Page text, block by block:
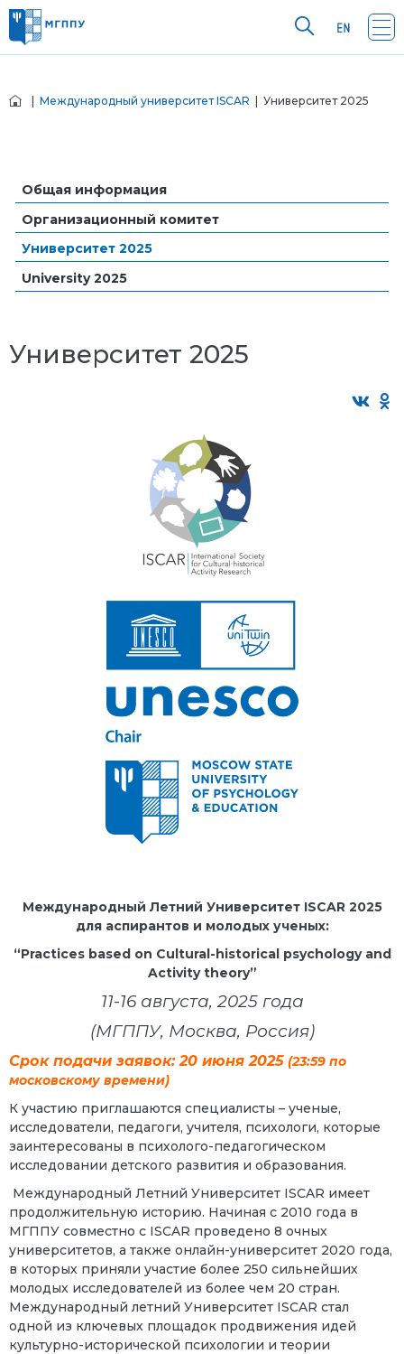
Международный университет ISCAR | Университет 2025
Общая информация
Организационный комитет
Университет 2025
University 2025
Университет 2025
Международный Летний Университет ISCAR2025
для аспирантов и молодых ученых:
“Practices based on Cultural-historical psychology and
Activity theory”
11-16 августа, 2025 года
(МГППУ, Москва, Россия)
Срок подачи заявок: 20 июня 2025 (23:59 по
московскому времени)
К участию приглашаются специалисты – ученые,
исследователи, педагоги, учителя, психологи, которые
заинтересованы в психолого-педагогическом
исследовании детского развития и образования.
Международный Летний Университет ISCAR имеет
продолжительную историю. Начиная с 2010 года в
МГППУ совместно с ISCAR проведено 8 очных
университетов, а также онлайн-университет 2020 года,
в которых приняли участие более 250 сильнейших
молодых исследователей из более чем 20 стран.
Международный летний Университет ISCAR стал
одной из ключевых площадок продвижения идей
культурно-исторической психологии и теории